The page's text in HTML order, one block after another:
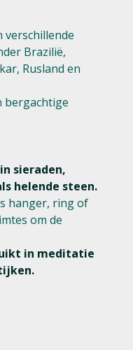
verschillende
Brazilië,
Rusland en
bergachtige
sieraden,
helende steen.
hanger, ring of
om de
in meditatie